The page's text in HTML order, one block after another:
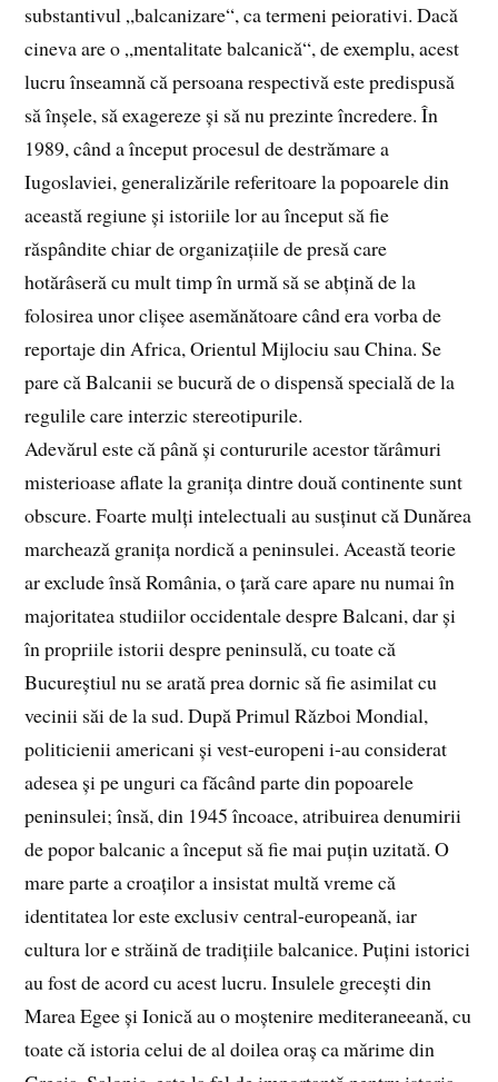
substantivul „balcanizare“, ca termeni peiorativi. Dacă
cineva are o „mentalitate balcanică“, de exemplu, acest
lucru înseamnă că persoana respectivă este predispusă
să înșele, să exagereze și să nu prezinte încredere. În
1989, când a început procesul de destrămare a
Iugoslaviei, generalizările referitoare la popoarele din
această regiune și istoriile lor au început să fie
răspândite chiar de organizațiile de presă care
hotărâseră cu mult timp în urmă să se abțină de la
folosirea unor clișee asemănătoare când era vorba de
reportaje din Africa, Orientul Mijlociu sau China. Se
pare că Balcanii se bucură de o dispensă specială de la
regulile care interzic stereotipurile.
Adevărul este că până și contururile acestor tărâmuri
misterioase aflate la granița dintre două continente sunt
obscure. Foarte mulți intelectuali au susținut că Dunărea
marchează granița nordică a peninsulei. Această teorie
ar exclude însă România, o țară care apare nu numai în
majoritatea studiilor occidentale despre Balcani, dar și
în propriile istorii despre peninsulă, cu toate că
Bucureștiul nu se arată prea dornic să fie asimilat cu
vecinii săi de la sud. După Primul Război Mondial,
politicienii americani și vest-europeni i-au considerat
adesea și pe unguri ca făcând parte din popoarele
peninsulei; însă, din 1945 încoace, atribuirea denumirii
de popor balcanic a început să fie mai puțin uzitată. O
mare parte a croaților a insistat multă vreme că
identitatea lor este exclusiv central-europeană, iar
cultura lor e străină de tradițiile balcanice. Puțini istorici
au fost de acord cu acest lucru. Insulele grecești din
Marea Egee și Ionică au o moștenire mediteraneeană, cu
toate că istoria celui de al doilea oraș ca mărime din